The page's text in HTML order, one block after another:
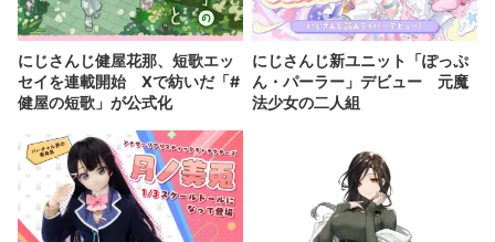
にじさんじ健屋花那、短歌エッ
セイを連載開始 Xで紡いだ「#
健屋の短歌」が公式化
にじさんじ新ユニット「ぽっぷ
ん・パーラー」デビュー 元魔
法少女の二人組